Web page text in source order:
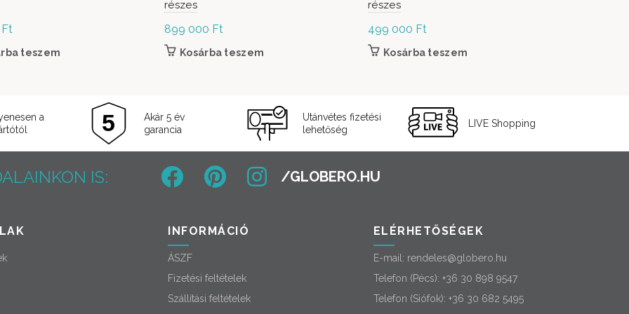
van. A változatok a termékoldalon választhatók ki
Ft
teszem
részes
899 000 Ft
Kosárba teszem
részes
499 000 Ft
Kosárba teszem
a
Akár 5 év
garancia
Utánvétes fizetési
lehetőség
LIVE Shopping
IS:
INFORMÁCIÓ
ÁSZF
Fizetési feltételek
Szállítási feltételek
ELÉRHETŐSÉGEK
E-mail: rendeles@globero.hu
Telefon (Pécs): +36 30 898 9547
Telefon (Siófok): +36 30 682 5495